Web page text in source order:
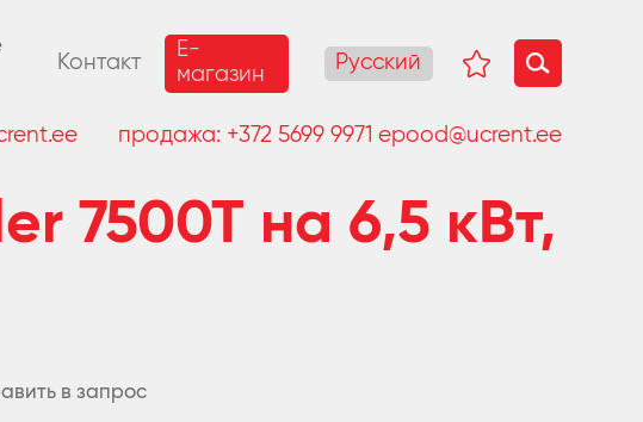
Контакт
E-
магазин
Русский
продажа: +372 5699 9971 epood@ucrent.ee
7500T на 6,5 кВт,
в запрос